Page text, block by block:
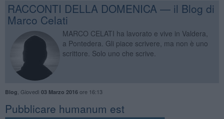
RACCONTI DELLA DOMENICA — il Blog di
Marco Celati
MARCO CELATI ha lavorato e vive in Valdera,
a Pontedera. Gli piace scrivere, ma non è uno
scrittore. Solo uno che scrive.
Blog Giovedì 03 Marzo 2016ore 16:13
Pubblicare humanum est